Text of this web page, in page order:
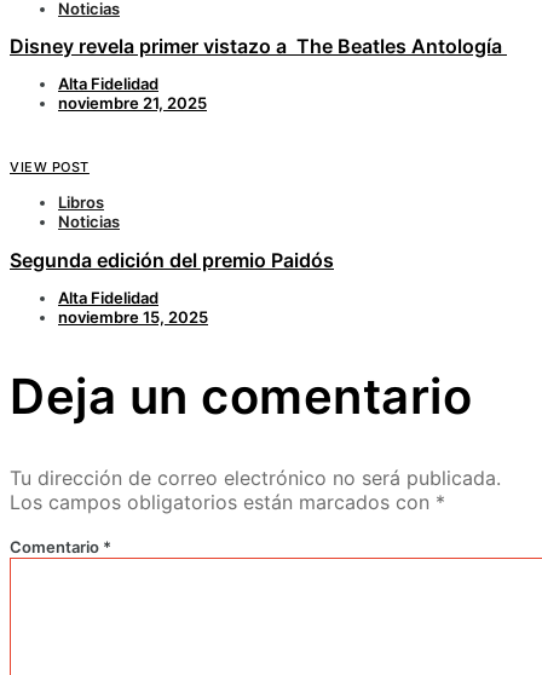
Noticias
Disney revela primer vistazo a The Beatles Antología
Alta Fidelidad
noviembre 21, 2025
VIEW POST
Libros
Noticias
Segunda edición del premio Paidós
Alta Fidelidad
noviembre 15, 2025
Deja un comentario
Tu dirección de correo electrónico no será publicada.
Los campos obligatorios están marcados con *
Comentario *